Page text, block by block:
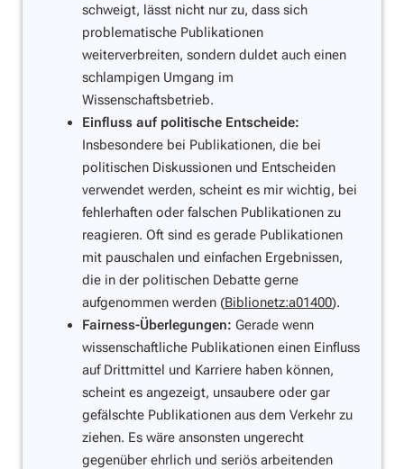
schweigt, lässt nicht nur zu, dass sich
problematische Publikationen
weiterverbreiten, sondern duldet auch einen
schlampigen Umgang im
Wissenschaftsbetrieb.
Einfluss auf politische Entscheide:
Insbesondere bei Publikationen, die bei
politischen Diskussionen und Entscheiden
verwendet werden, scheint es mir wichtig, bei
fehlerhaften oder falschen Publikationen zu
reagieren. Oft sind es gerade Publikationen
mit pauschalen und einfachen Ergebnissen,
die in der politischen Debatte gerne
aufgenommen werden (Biblionetz:a01400).
Fairness-Überlegungen: Gerade wenn
wissenschaftliche Publikationen einen Einfluss
auf Drittmittel und Karriere haben können,
scheint es angezeigt, unsaubere oder gar
gefälschte Publikationen aus dem Verkehr zu
ziehen. Es wäre ansonsten ungerecht
gegenüber ehrlich und seriös arbeitenden